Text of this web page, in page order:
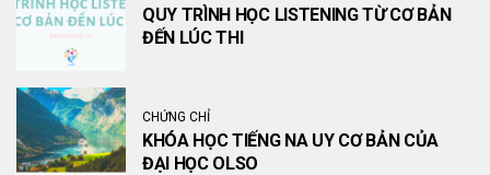
QUY TRÌNH HỌC LISTENING TỪ CƠ BẢN
ĐẾN LÚC THI
CHỨNG CHỈ
KHÓA HỌC TIẾNG NA UY CƠ BẢN CỦA
ĐẠI HỌC OLSO